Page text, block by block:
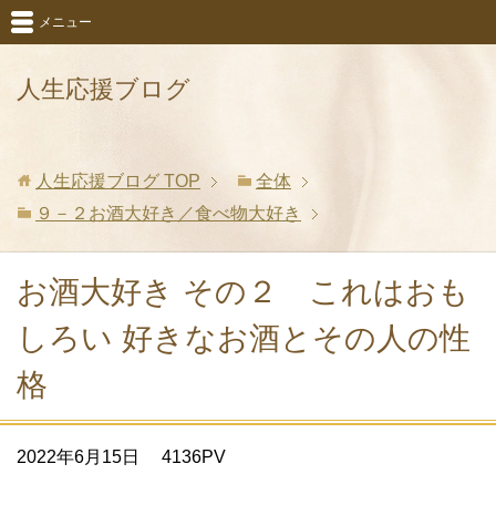
人生応援ブログ
メニュー
人生応援ブログ TOP
全体
９－２お酒大好き／食べ物大好き
お酒大好き その２ これはおも
しろい 好きなお酒とその人の性
格
2022年6月15日 4136PV